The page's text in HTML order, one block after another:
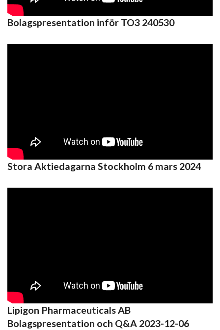
Bolagspresentation inför TO3 240530
Stora Aktiedagarna Stockholm 6 mars 2024
Lipigon Pharmaceuticals AB
Bolagspresentation och Q&A 2023-12-06